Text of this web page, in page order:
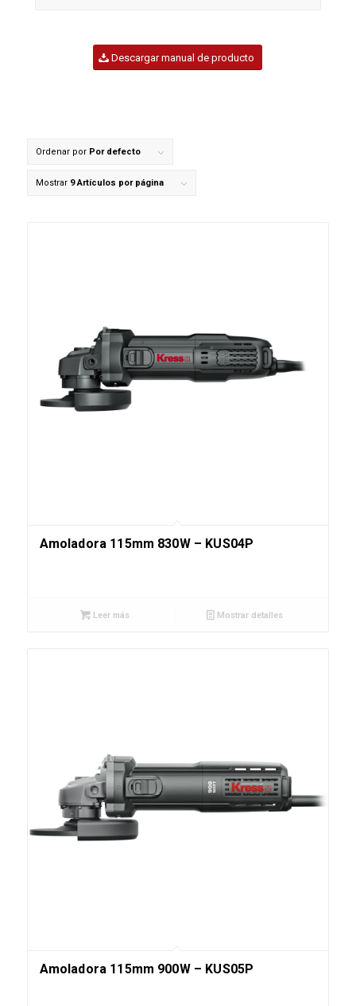
Descargar manual de producto
Ordenar por Por defecto
Mostrar 9 Artículos por página
Amoladora 115mm 830W – KUS04P
Leer más Mostrar detalles
Amoladora 115mm 900W – KUS05P